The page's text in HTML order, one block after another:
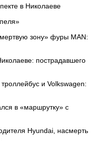
в Николаеве
зону» фуры MAN:
пострадавшего
и Volkswagen:
в «маршрутку» с
Hyundai, насмерть